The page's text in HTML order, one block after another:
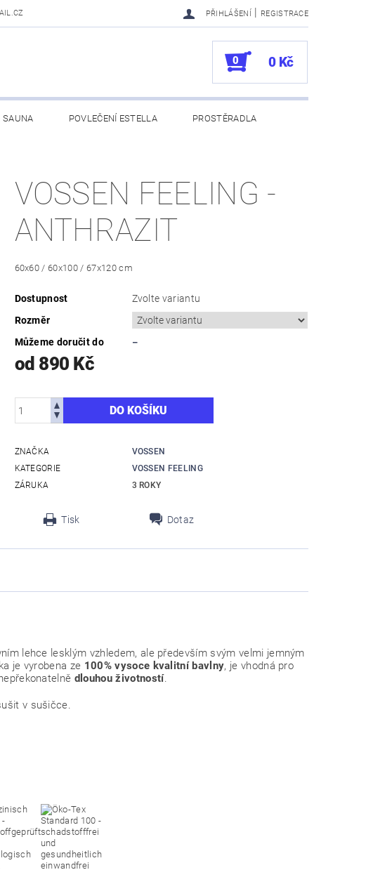
PŘIHLÁŠENÍ | REGISTRACE
0 0 Kč
SAUNA POVLEČENÍ ESTELLA PROSTĚRADLA
SADY A POUKAZY
VOSSEN FEELING -
ANTHRAZIT
60x60 / 60x100 / 67x120 cm
Dostupnost
Zvolte variantu
Rozměr
Můžeme doručit do
–
od 890 Kč
ZNAČKA
VOSSEN
KATEGORIE
VOSSEN FEELING
ZÁRUKA
3 ROKY
Tisk Dotaz
lehce lesklým vzhledem, ale především svým velmi jemným
je vyrobena ze 100% vysoce kvalitní bavlny, je vhodná pro
dlouhou životností.
v sušičce.